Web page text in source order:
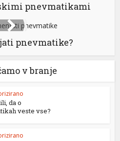
pnevmatikami
pnevmatike?
v branje
da o
veste vse?